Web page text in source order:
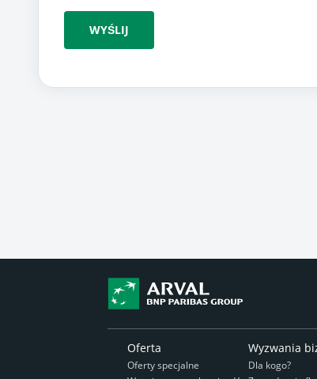
WYŚLIJ
Oferta
Oferty specjalne
Wyzwania
Dla kogo?